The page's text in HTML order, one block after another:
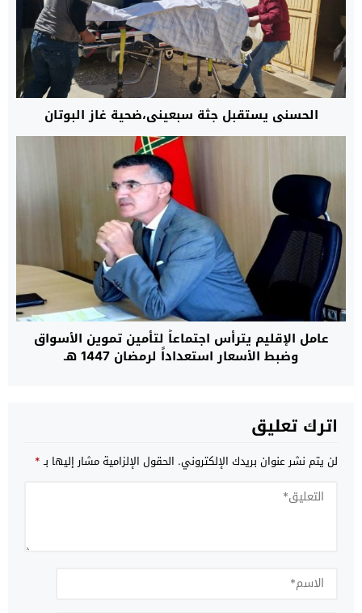
الحسني يستقبل جثة سبعيني،ضحية غاز البوتان
عامل الإقليم يترأس اجتماعاً لتأمين تموين الأسواق
وضبط الأسعار استعداداً لرمضان 1447 هـ
اترك تعليق
لن يتم نشر عنوان بريدك الإلكتروني. الحقول الإلزامية مشار إليها بـ*